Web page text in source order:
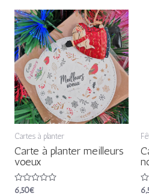
Cartes à planter
Carte à planter meilleurs
voeux
Note
6,50€